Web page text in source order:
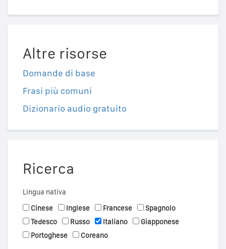
Altre risorse
Domande di base
Frasi più comuni
Dizionario audio gratuito
Ricerca
Lingua nativa
Cinese
Inglese Francese
Spagnolo
Tedesco
Russo Italiano
Giapponese
Portoghese
Coreano